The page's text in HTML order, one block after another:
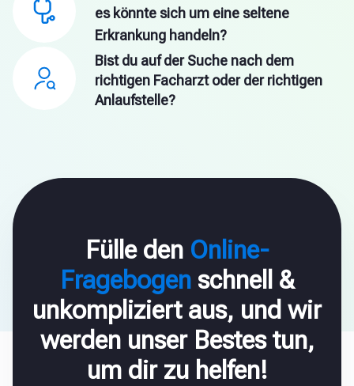
es könnte sich um eine seltene
Erkrankung handeln?
Bist du auf der Suche nach dem
richtigen Facharzt oder der richtigen
Anlaufstelle?
Fülle den Online-
Fragebogen schnell &
unkompliziert aus, und wir
werden unser Bestes tun,
um dir zu helfen!